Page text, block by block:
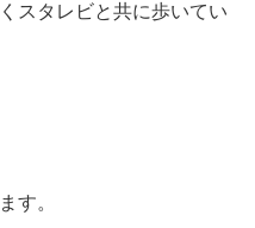
スタレビと共に歩いてい
す。